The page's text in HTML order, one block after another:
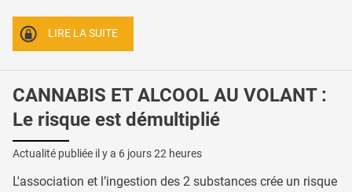
LIRE LA SUITE
CANNABIS ET ALCOOL AU VOLANT :
Le risque est démultiplié
Actualité publiée il y a 6 jours 22 heures
L'association et l’ingestion des 2 substances crée un risque